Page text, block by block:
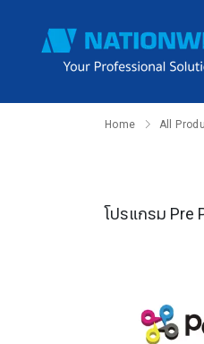
Home All
โปรแกรม Pre